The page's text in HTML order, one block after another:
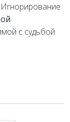
Игнорирование
с судьбой